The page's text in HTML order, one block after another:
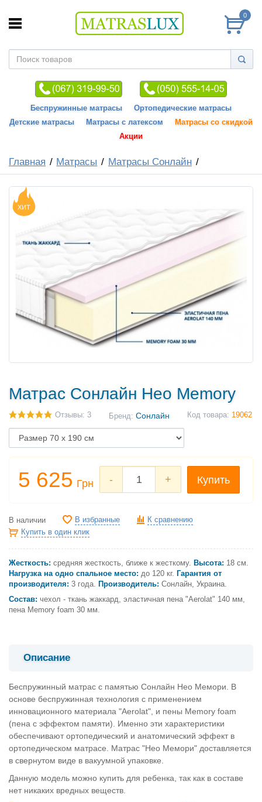
0
Беспружинные матрасы
Ортопедические матрасы
Детские матрасы
Матрасы с латексом
Матрасы со скидкой
Акции
Главная Матрасы Матрасы Сонлайн
ХИТ
Матрас Сонлайн Нео Memory
Отзывы: 3 Бренд: Сонлайн Код товара: 19062
5 625 Грн - + Купить
В наличии В избранные
К сравнению
Купить в один клик
Жесткость: средняя жесткость, ближе к жесткому. Высота: 18 см.
Нагрузка на одно спальное место: до 120 кг. Гарантия от
производителя: 3 года. Производитель: Сонлайн, Украина.
Состав: чехол - ткань жаккард, эластичная пена "Aerolat" 140 мм,
пена Memory foam 30 мм.
Описание
Беспружинный матрас с памятью Сонлайн Нео Мемори. В
основе беспружинная технология с применением
инновационного материала "Aerolat", и пены Memory foam
(пена с эффектом памяти). Именно эти характеристики
обеспечивают ортопедический и анатомический эффект в
ортопедическом матрасе. Матрас "Нео Мемори" доставляется
в свернутом виде в вакуумной упаковке.
Данную модель можно купить для ребенка, так как в составе
нет никаких вредных веществ.